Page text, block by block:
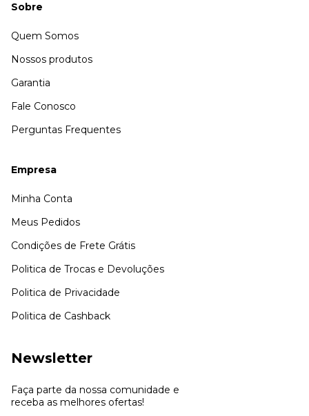
Sobre
Quem Somos
Nossos produtos
Garantia
Fale Conosco
Perguntas Frequentes
Empresa
Minha Conta
Meus Pedidos
Condições de Frete Grátis
Politica de Trocas e Devoluções
Politica de Privacidade
Politica de Cashback
Newsletter
Faça parte da nossa comunidade e
receba as melhores ofertas!